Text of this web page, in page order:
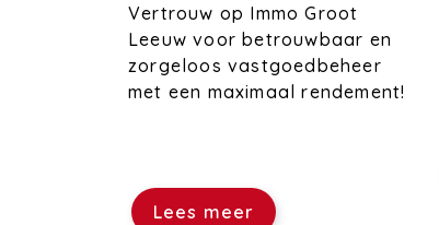
Vertrouw op Immo Groot
Leeuw voor betrouwbaar en
zorgeloos vastgoedbeheer
met een maximaal rendement!
Lees meer